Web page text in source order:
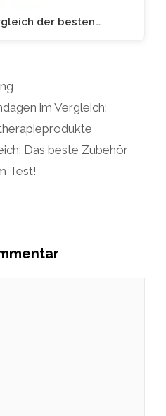
der besten…
im Vergleich:
Das beste Zubehör
Test!